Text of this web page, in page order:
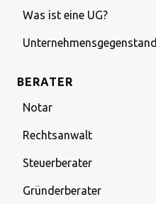
Was ist eine UG?
Unternehmensgegenstand
BERATER
Notar
Rechtsanwalt
Steuerberater
Gründerberater